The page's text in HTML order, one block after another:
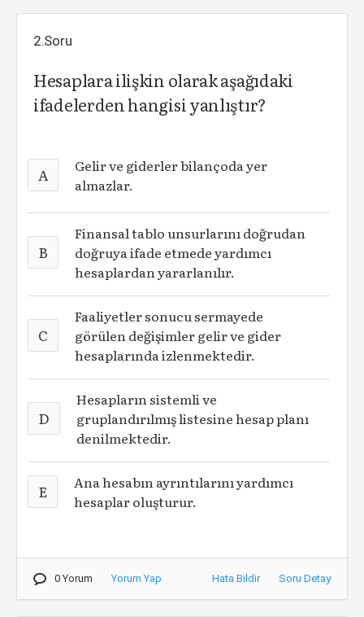
2.Soru
Hesaplara ilişkin olarak aşağıdaki
ifadelerden hangisi yanlıştır?
A
Gelir ve giderler bilançoda yer
almazlar.
B
Finansal tablo unsurlarını doğrudan
doğruya ifade etmede yardımcı
hesaplardan yararlanılır.
C
Faaliyetler sonucu sermayede
görülen değişimler gelir ve gider
hesaplarında izlenmektedir.
D
Hesapların sistemli ve
gruplandırılmış listesine hesap planı
denilmektedir.
E
Ana hesabın ayrıntılarını yardımcı
hesaplar oluşturur.
0 Yorum Yorum Yap Hata Bildir Soru Detay